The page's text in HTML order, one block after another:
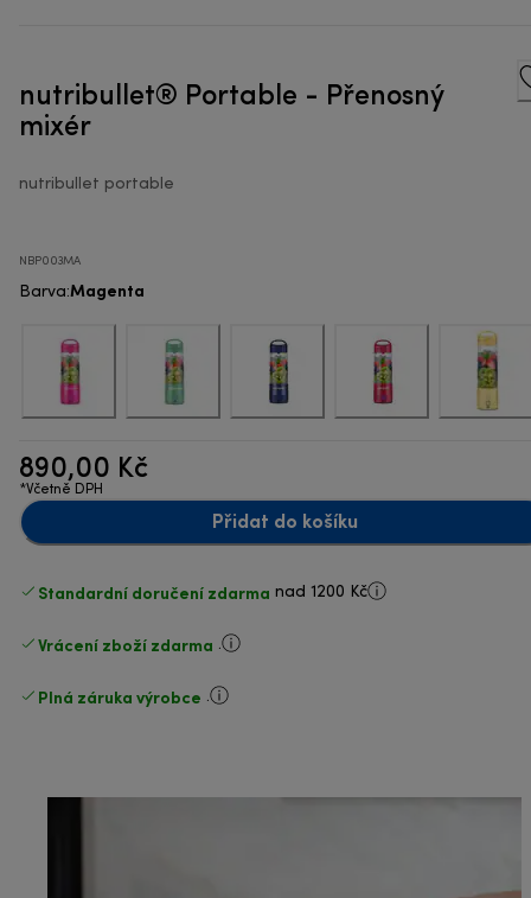
nutribullet® Portable - Přenosný
mixér
nutribullet portable
NBP003MA
Barva:Magenta
890,00 Kč
*Včetně DPH
Přidat do košíku
Standardní doručení zdarma nad 1200 Kč
Vrácení zboží zdarma .
Plná záruka výrobce .